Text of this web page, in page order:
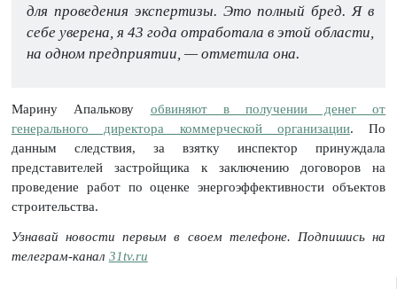
для проведения экспертизы. Это полный бред. Я в
себе уверена, я 43 года отработала в этой области,
на одном предприятии, — отметила она.
Марину Апалькову обвиняют в получении денег от
генерального директора коммерческой организации. По
данным следствия, за взятку инспектор принуждала
представителей застройщика к заключению договоров на
проведение работ по оценке энергоэффективности объектов
строительства.
Узнавай новости первым в своем телефоне. Подпишись на
телеграм-канал 31tv.ru